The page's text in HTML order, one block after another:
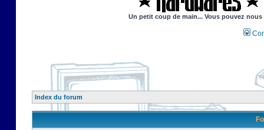
Un petit coup de main... Vous pouvez
Index du forum